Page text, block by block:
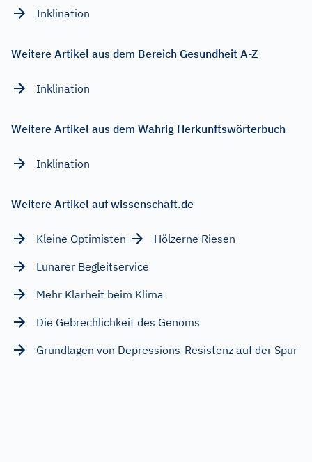
Inklination
Weitere Artikel aus dem Bereich Gesundheit A-Z
Inklination
Weitere Artikel aus dem Wahrig Herkunftswörterbuch
Inklination
Weitere Artikel auf wissenschaft.de
Kleine Optimisten
Hölzerne Riesen
Lunarer Begleitservice
Mehr Klarheit beim Klima
Die Gebrechlichkeit des Genoms
Grundlagen von Depressions-Resistenz auf der Spur